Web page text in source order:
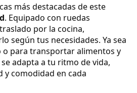
más destacadas de este
. Equipado con ruedas
por la cocina,
según tus necesidades. Ya sea
para transportar alimentos y
adapta a tu ritmo de vida,
comodidad en cada